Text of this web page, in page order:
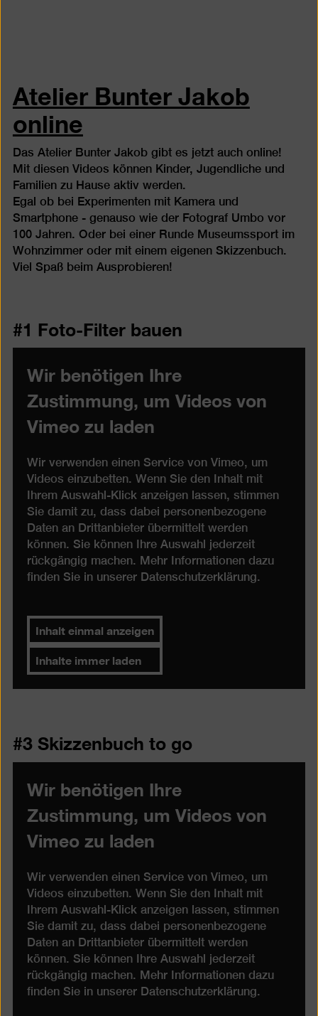
Atelier Bunter Jakob
online
Das Atelier Bunter Jakob gibt es jetzt auch online!
Mit diesen Videos können Kinder, Jugendliche und
Familien zu Hause aktiv werden.
Egal ob bei Experimenten mit Kamera und
Smartphone - genauso wie der Fotograf Umbo vor
100 Jahren. Oder bei einer Runde Museumssport im
Wohnzimmer oder mit einem eigenen Skizzenbuch.
Viel Spaß beim Ausprobieren!
#1 Foto-Filter bauen
Wir benötigen Ihre
Zustimmung, um Videos von
Vimeo zu laden
Wir verwenden einen Service von Vimeo, um
Videos einzubetten. Wenn Sie den Inhalt mit
Ihrem Auswahl-Klick anzeigen lassen, stimmen
Sie damit zu, dass dabei personenbezogene
Daten an Drittanbieter übermittelt werden
können. Sie können Ihre Auswahl jederzeit
rückgängig machen. Mehr Informationen dazu
finden Sie in unserer Datenschutzerklärung.
Inhalt einmal anzeigen
Inhalte immer laden
#3 Skizzenbuch to go
Wir benötigen Ihre
Zustimmung, um Videos von
Vimeo zu laden
Wir verwenden einen Service von Vimeo, um
Videos einzubetten. Wenn Sie den Inhalt mit
Ihrem Auswahl-Klick anzeigen lassen, stimmen
Sie damit zu, dass dabei personenbezogene
Daten an Drittanbieter übermittelt werden
können. Sie können Ihre Auswahl jederzeit
rückgängig machen. Mehr Informationen dazu
finden Sie in unserer Datenschutzerklärung.